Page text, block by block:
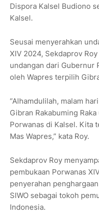
Dispora Kalsel Budiono
Kalsel.
Seusai menyerahkan
XIV 2024, Sekdaprov
undangan dari Gubernur
oleh Wapres terpilih
“Alhamdulilah, malam
Gibran Rakabuming
Porwanas di Kalsel. Kita
Mas Wapres,” kata Roy.
Sekdaprov Roy
pembukaan Porwanas
penyerahan
SIWO sebagai tokoh
Indonesia.